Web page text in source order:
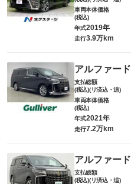
車両本体価格
(税込)
年式2019年
走行3.9万km
アルファード
支払総額
(税込)(リ済込・追)
車両本体価格
(税込)
年式2021年
走行7.2万km
アルファード
支払総額
(税込)(リ済込・追)